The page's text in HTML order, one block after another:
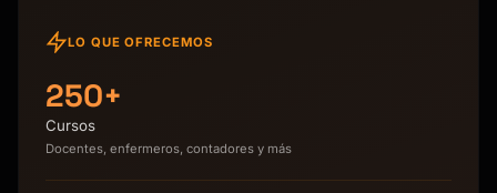
LO QUE OFRECEMOS
250+
Cursos
Docentes, enfermeros, contadores y más